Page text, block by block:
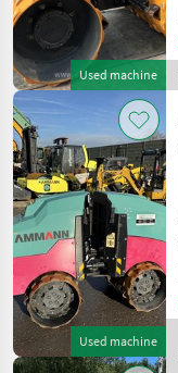
Used machine
Used machine